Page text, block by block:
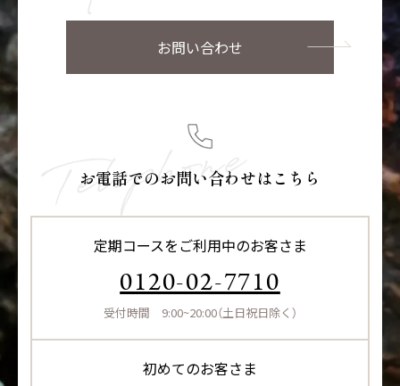
お問い合わせ
お電話でのお問い合わせはこちら
定期コースをご利用中のお客さま
0120-02-7710
受付時間 9:00~20:00（土日祝日除く）
初めてのお客さま